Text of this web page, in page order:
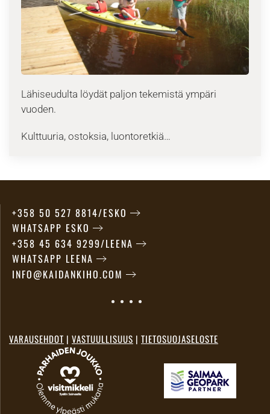
Lähiseudulta löydät paljon tekemistä ympäri
vuoden.
Kulttuuria, ostoksia, luontoretkiä…
+358 50 527 8814/ESKO
WHATSAPP ESKO
+358 45 634 9299/LEENA
WHATSAPP LEENA
INFO@KAIDANKIHO.COM
VARAUSEHDOT | VASTUULLISUUS | TIETOSUOJASELOSTE